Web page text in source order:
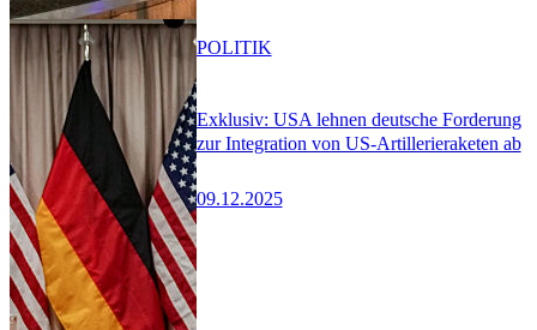
Exklusiv: USA lehnen deutsche Forderung
zur Integration von US-Artillerieraketen ab
09.12.2025
POLITIK